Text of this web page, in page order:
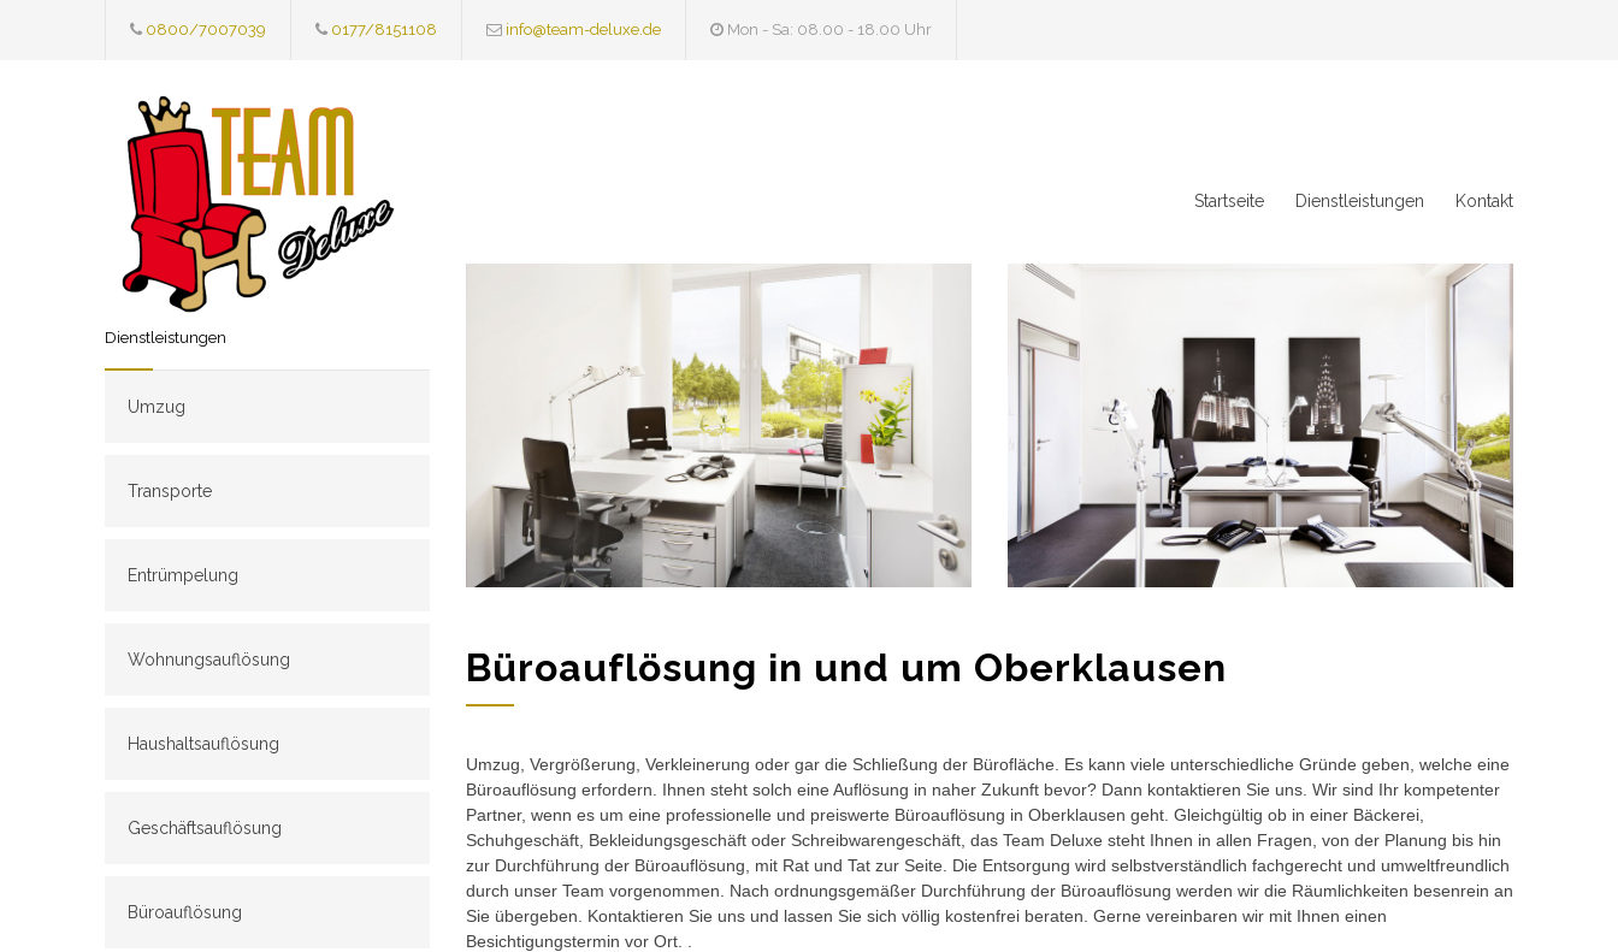
0800/7007039 0177/8151108 info@team-deluxe.de Mon - Sa: 08.00 - 18.00 Uhr
Startseite Dienstleistungen Kontakt
Dienstleistungen
Umzug
Transporte
Entrümpelung
Wohnungsauflösung
Haushaltsauflösung
Geschäftsauflösung
Büroauflösung
Büroauflösung in und um Oberklausen
Umzug, Vergrößerung, Verkleinerung oder gar die Schließung der Bürofläche. Es kann viele unterschiedliche Gründe geben, welche eine
Büroauflösung erfordern. Ihnen steht solch eine Auflösung in naher Zukunft bevor? Dann kontaktieren Sie uns. Wir sind Ihr kompetenter
Partner, wenn es um eine professionelle und preiswerte Büroauflösung in Oberklausen geht. Gleichgültig ob in einer Bäckerei,
Schuhgeschäft, Bekleidungsgeschäft oder Schreibwarengeschäft, das Team Deluxe steht Ihnen in allen Fragen, von der Planung bis hin
zur Durchführung der Büroauflösung, mit Rat und Tat zur Seite. Die Entsorgung wird selbstverständlich fachgerecht und umweltfreundlich
durch unser Team vorgenommen. Nach ordnungsgemäßer Durchführung der Büroauflösung werden wir die Räumlichkeiten besenrein an
Sie übergeben. Kontaktieren Sie uns und lassen Sie sich völlig kostenfrei beraten. Gerne vereinbaren wir mit Ihnen einen
Besichtigungstermin vor Ort. .